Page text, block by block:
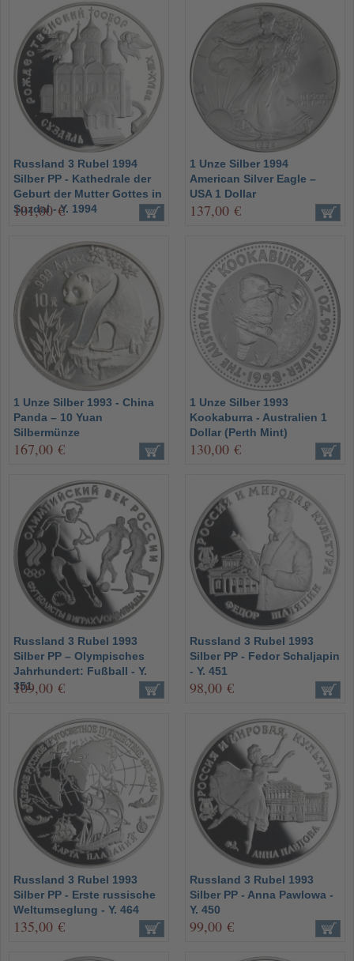
Russland 3 Rubel 1994
Silber PP - Kathedrale der
Geburt der Mutter Gottes in
Suzdal - Y. 1994
101,00 €
1 Unze Silber 1994
American Silver Eagle –
USA 1 Dollar
137,00 €
1 Unze Silber 1993 - China
Panda – 10 Yuan
Silbermünze
167,00 €
1 Unze Silber 1993
Kookaburra - Australien 1
Dollar (Perth Mint)
130,00 €
Russland 3 Rubel 1993
Silber PP – Olympisches
Jahrhundert: Fußball - Y.
351
109,00 €
Russland 3 Rubel 1993
Silber PP - Fedor Schaljapin
- Y. 451
98,00 €
Russland 3 Rubel 1993
Silber PP - Erste russische
Weltumseglung - Y. 464
135,00 €
Russland 3 Rubel 1993
Silber PP - Anna Pawlowa -
Y. 450
99,00 €